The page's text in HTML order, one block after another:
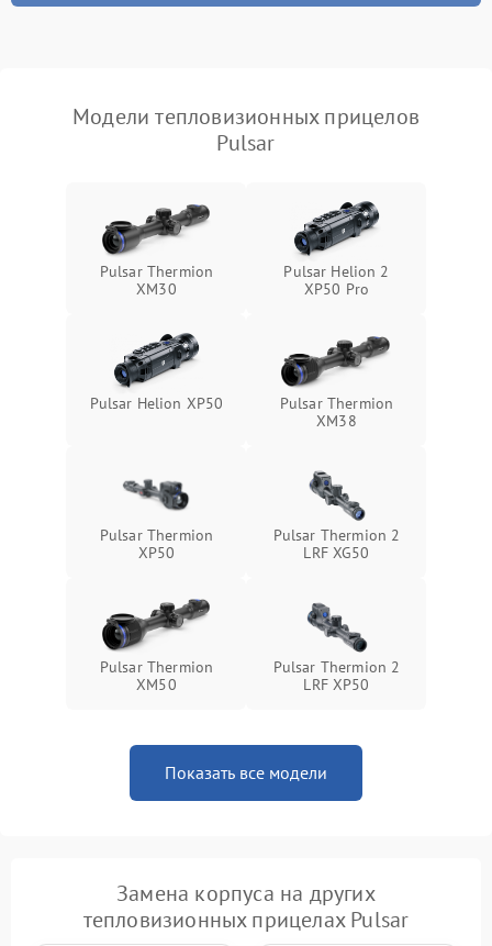
автоматического
1500 ₽ Подробнее →
Неисправность системы
защиты от
перенапряжения
Подробнее →
защиты от замыкания
Неисправность системы
защиты от перегрева
1500 ₽ Подробнее →
от перенапряжения
Поломка системы защиты
1500 ₽ Подробнее →
Модели тепловизионных прицелов
Pulsar
Pulsar Thermion
XM30
Pulsar Helion 2
XP50 Pro
Pulsar Helion XP50
Pulsar Thermion
XM38
Pulsar Thermion
XP50
Pulsar Thermion 2
LRF XG50
Pulsar Thermion
XM50
Pulsar Thermion 2
LRF XP50
Показать все модели
Замена корпуса на других
тепловизионных прицелах Pulsar